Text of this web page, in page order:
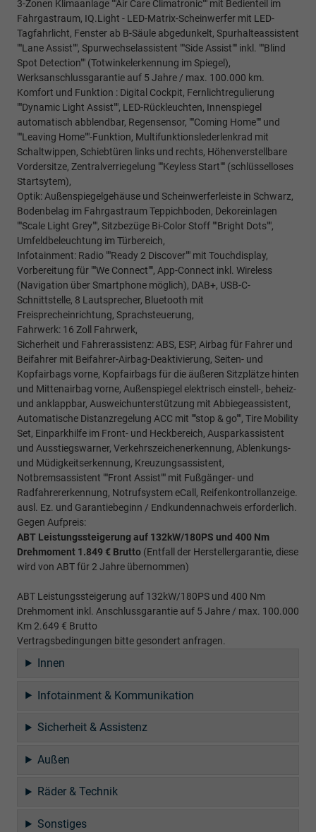
3-Zonen Klimaanlage ""Air Care Climatronic"" mit Bedienteil im
Fahrgastraum, IQ.Light - LED-Matrix-Scheinwerfer mit LED-
Tagfahrlicht, Fenster ab B-Säule abgedunkelt, Spurhalteassistent
""Lane Assist"", Spurwechselassistent ""Side Assist"" inkl. ""Blind
Spot Detection"" (Totwinkelerkennung im Spiegel),
Werksanschlussgarantie auf 5 Jahre / max. 100.000 km.
Komfort und Funktion : Digital Cockpit, Fernlichtregulierung
""Dynamic Light Assist"", LED-Rückleuchten, Innenspiegel
automatisch abblendbar, Regensensor, ""Coming Home"" und
""Leaving Home""-Funktion, Multifunktionslederlenkrad mit
Schaltwippen, Schiebtüren links und rechts, Höhenverstellbare
Vordersitze, Zentralverriegelung ""Keyless Start"" (schlüsselloses
Startsytem),
Optik: Außenspiegelgehäuse und Scheinwerferleiste in Schwarz,
Bodenbelag im Fahrgastraum Teppichboden, Dekoreinlagen
""Scale Light Grey"", Sitzbezüge Bi-Color Stoff ""Bright Dots"",
Umfeldbeleuchtung im Türbereich,
Infotainment: Radio ""Ready 2 Discover"" mit Touchdisplay,
Vorbereitung für ""We Connect"", App-Connect inkl. Wireless
(Navigation über Smartphone möglich), DAB+, USB-C-
Schnittstelle, 8 Lautsprecher, Bluetooth mit
Freisprecheinrichtung, Sprachsteuerung,
Fahrwerk: 16 Zoll Fahrwerk,
Sicherheit und Fahrerassistenz: ABS, ESP, Airbag für Fahrer und
Beifahrer mit Beifahrer-Airbag-Deaktivierung, Seiten- und
Kopfairbags vorne, Kopfairbags für die äußeren Sitzplätze hinten
und Mittenairbag vorne, Außenspiegel elektrisch einstell-, beheiz-
und anklappbar, Ausweichunterstützung mit Abbiegeassistent,
Automatische Distanzregelung ACC mit ""stop & go"", Tire Mobility
Set, Einparkhilfe im Front- und Heckbereich, Ausparkassistent
und Ausstiegswarner, Verkehrszeichenerkennung, Ablenkungs-
und Müdigkeitserkennung, Kreuzungsassistent,
Notbremsassistent ""Front Assist"" mit Fußgänger- und
Radfahrererkennung, Notrufsystem eCall, Reifenkontrollanzeige.
ausl. Ez. und Garantiebeginn / Endkundennachweis erforderlich.
Gegen Aufpreis:
ABT Leistungssteigerung auf 132kW/180PS und 400 Nm
Drehmoment 1.849 € Brutto (Entfall der Herstellergarantie, diese
wird von ABT für 2 Jahre übernommen)
ABT Leistungssteigerung auf 132kW/180PS und 400 Nm
Drehmoment inkl. Anschlussgarantie auf 5 Jahre / max. 100.000
Km 2.649 € Brutto
Vertragsbedingungen bitte gesondert anfragen.
Innen
Infotainment & Kommunikation
Sicherheit & Assistenz
Außen
Räder & Technik
Sonstiges